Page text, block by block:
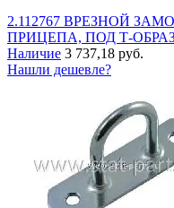
2.112767 ВРЕЗНОЙ
ПРИЦЕПА, ПОД Т-
Наличие 3 737,18 руб.
Нашли дешевле?